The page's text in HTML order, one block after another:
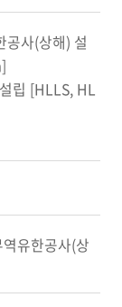
공사(상해) 설
립 [HLLS, HL
유한공사(상